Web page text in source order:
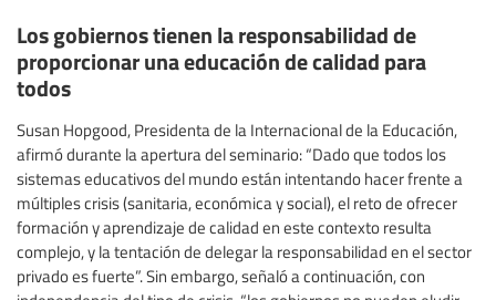
Los gobiernos tienen la responsabilidad de
proporcionar una educación de calidad para
todos
Susan Hopgood, Presidenta de la Internacional de la Educación,
afirmó durante la apertura del seminario: “Dado que todos los
sistemas educativos del mundo están intentando hacer frente a
múltiples crisis (sanitaria, económica y social), el reto de ofrecer
formación y aprendizaje de calidad en este contexto resulta
complejo, y la tentación de delegar la responsabilidad en el sector
privado es fuerte”. Sin embargo, señaló a continuación, con